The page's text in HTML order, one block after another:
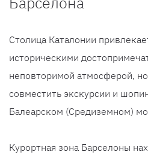
Столица Каталонии
историческими
неповторимой атмосферой,
совместить экскурсии и
Балеарском (Средиземном)
Курортная зона Барселоны